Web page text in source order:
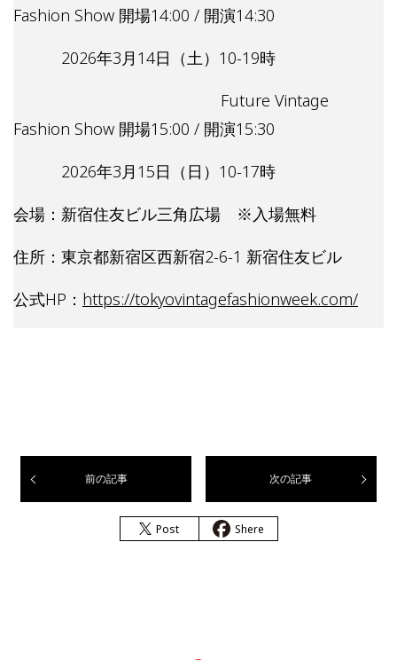
Fashion Show 開場14:00 / 開演14:30
2026年3月14日（土）10-19時
Future Vintage
Fashion Show 開場15:00 / 開演15:30
2026年3月15日（日）10-17時
会場：新宿住友ビル三角広場 ※入場無料
住所：東京都新宿区西新宿2-6-1 新宿住友ビル
公式HP： https://tokyovintagefashionweek.com/
前の記事 次の記事
Post Shere